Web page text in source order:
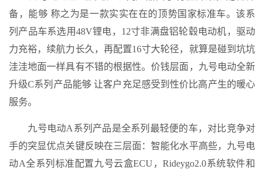
备，能够 称之为是一款实实在在的顶势国家标准车。该系
列产品车系选用48V锂电，12寸非满盘铝轮毂电动机，驱动
力充裕，续航力长久，再配置16寸大轮径，就算是碰到坑坑
洼洼地面一样具有不错的根据性。价钱层面，九号电动全新
升级C系列产品能够 让客户充足感受到性价比高产生的暖心
服务。
九号电动A系列产品是全系列最轻便的车，对比竞争对
手的突显优点关键反映在三层面：智能化水平高些，九号电
动A全系列标准配置九号云盒ECU，Rideygo2.0系统软件和